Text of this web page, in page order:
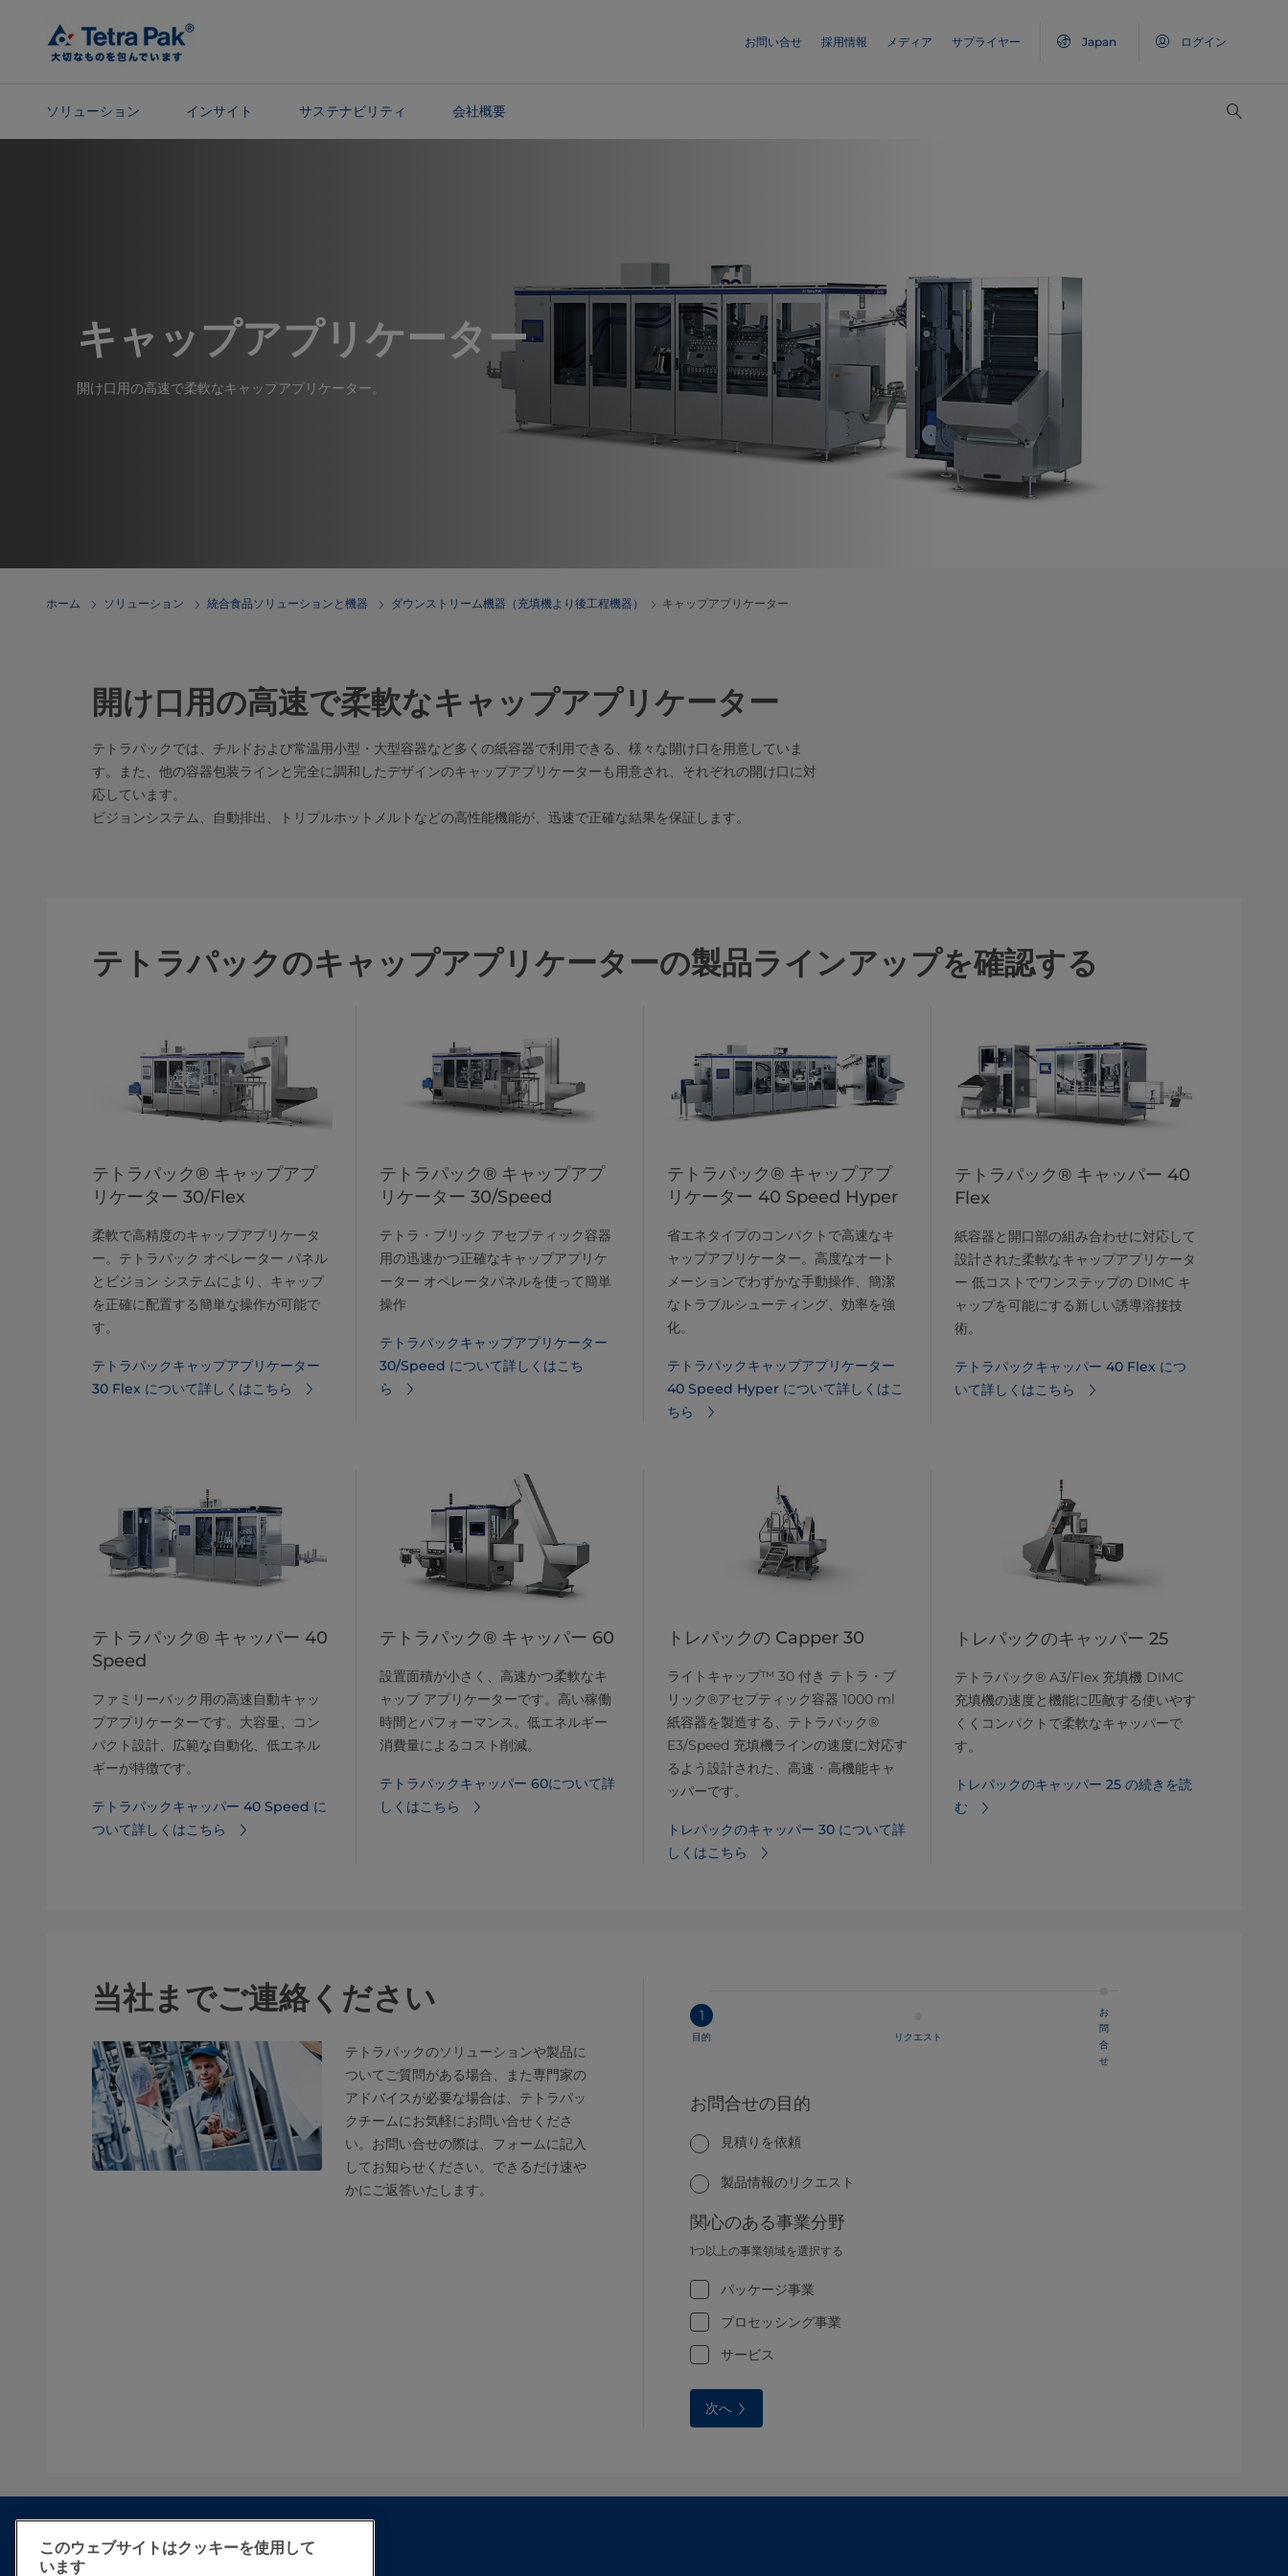
お問い合せ 採用情報 メディア サプライヤー Japan ログイン
ソリューション インサイト サステナビリティ 会社概要
キャップアプリケーター
開け口用の高速で柔軟なキャップアプリケーター。
ホーム ソリューション 統合食品ソリューションと機器 ダウンストリーム機器（充填機より後工程機器） キャップアプリケーター
開け口用の高速で柔軟なキャップアプリケーター
テトラパックでは、チルドおよび常温用小型・大型容器など多くの紙容器で利用できる、様々な開け口を用意していま
す。また、他の容器包装ラインと完全に調和したデザインのキャップアプリケーターも用意され、それぞれの開け口に対
応しています。
ビジョンシステム、自動排出、トリプルホットメルトなどの高性能機能が、迅速で正確な結果を保証します。
テトラパックのキャップアプリケーターの製品ラインアップを確認する
テトラパック® キャップアプ
リケーター 30/Flex
柔軟で高精度のキャップアプリケータ
ー。テトラパック オペレーター パネル
とビジョン システムにより、キャップ
を正確に配置する簡単な操作が可能で
す。
テトラパックキャップアプリケーター
30 Flex について詳しくはこちら
テトラパック® キャップアプ
リケーター 30/Speed
テトラ・ブリック アセプティック容器
用の迅速かつ正確なキャップアプリケ
ーター オペレータパネルを使って簡単
操作
テトラパックキャップアプリケーター
30/Speed について詳しくはこち
ら
テトラパック® キャップアプ
リケーター 40 Speed Hyper
省エネタイプのコンパクトで高速なキ
ャップアプリケーター。高度なオート
メーションでわずかな手動操作、簡潔
なトラブルシューティング、効率を強
化。
テトラパックキャップアプリケーター
40 Speed Hyper について詳しくはこ
ちら
テトラパック® キャッパー 40
Flex
紙容器と開口部の組み合わせに対応して
設計された柔軟なキャップアプリケータ
ー 低コストでワンステップの DIMC キ
ャップを可能にする新しい誘導溶接技
術。
テトラパックキャッパー 40 Flex につ
いて詳しくはこちら
テトラパック® キャッパー 40
Speed
ファミリーパック用の高速自動キャッ
プアプリケーターです。大容量、コン
パクト設計、広範な自動化、低エネル
ギーが特徴です。
テトラパックキャッパー 40 Speed に
ついて詳しくはこちら
テトラパック® キャッパー 60
設置面積が小さく、高速かつ柔軟なキ
ャップ アプリケーターです。高い稼働
時間とパフォーマンス。低エネルギー
消費量によるコスト削減。
テトラパックキャッパー 60について詳
しくはこちら
トレパックの Capper 30
ライトキャップ™ 30 付き テトラ・ブ
リック®アセプティック容器 1000 ml
紙容器を製造する、テトラパック®
E3/Speed 充填機ラインの速度に対応す
るよう設計された、高速・高機能キャ
ッパーです。
トレパックのキャッパー 30 について詳
しくはこちら
トレパックのキャッパー 25
テトラパック® A3/Flex 充填機 DIMC
充填機の速度と機能に匹敵する使いやす
くくコンパクトで柔軟なキャッパーで
す。
トレパックのキャッパー 25 の続きを読
む
当社までご連絡ください
テトラパックのソリューションや製品に
ついてご質問がある場合、また専門家の
アドバイスが必要な場合は、テトラパッ
クチームにお気軽にお問い合せくださ
い。お問い合せの際は、フォームに記入
してお知らせください。できるだけ速や
かにご返答いたします。
1
目的 リクエスト
お
問
合
せ
お問合せの目的
見積りを依頼
製品情報のリクエスト
関心のある事業分野
1つ以上の事業領域を選択する
パッケージ事業
プロセッシング事業
サービス
次へ
このウェブサイトはクッキーを使用して
います